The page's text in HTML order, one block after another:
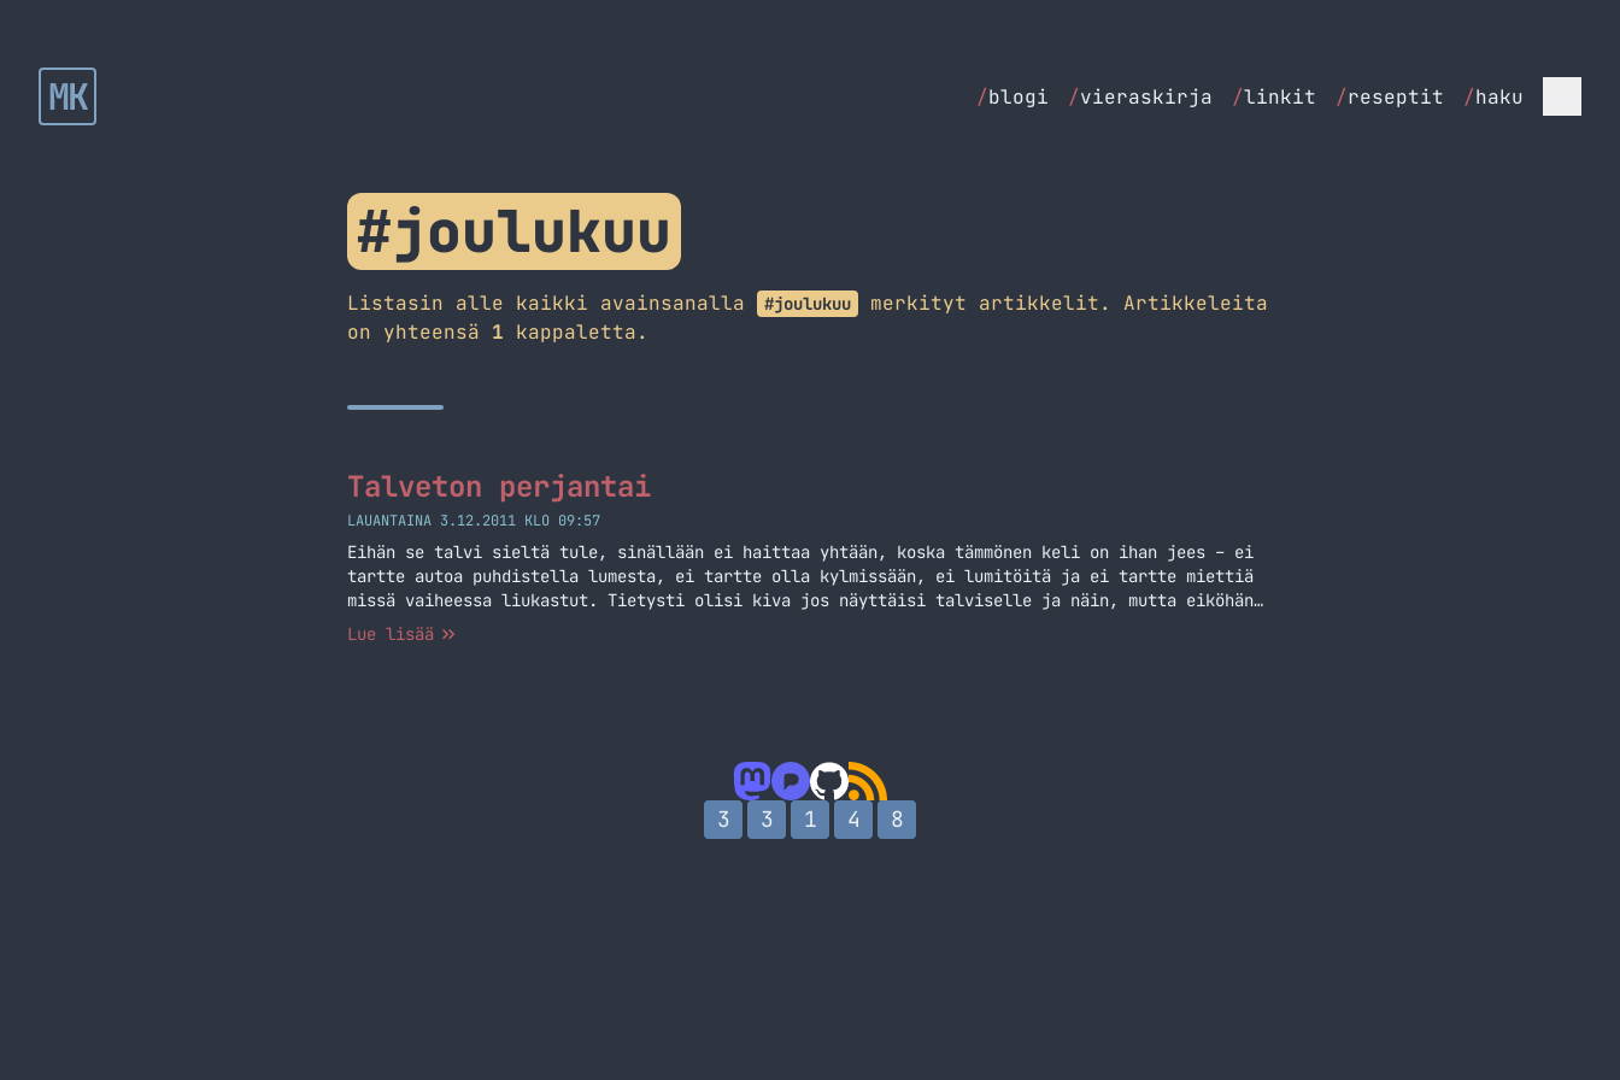
MK /blogi /vieraskirja /linkit /reseptit /haku
#joulukuu
Listasin alle kaikki avainsanalla #joulukuu
merkityt artikkelit. Artikkeleita
on yhteensä 1 kappaletta.
Talveton perjantai
LAUANTAINA 3.12.2011 KLO 09:57
Eihän se talvi sieltä tule, sinällään ei haittaa yhtään, koska tämmönen keli on ihan jees – ei
tartte autoa puhdistella lumesta, ei tartte olla kylmissään, ei lumitöitä ja ei tartte miettiä
missä vaiheessa liukastut. Tietysti olisi kiva jos näyttäisi talviselle ja näin, mutta eiköhän
se tule kanssa ajankohtaiseksi vielä jossain vaiheessa.
Lue lisää
3 3 1 4 8